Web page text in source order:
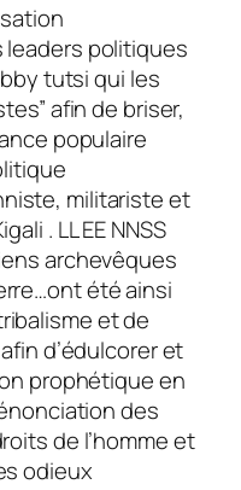
politiques
tutsi qui les
afin de briser,
populaire
militariste et
. LL EE NNSS
archevêques
été ainsi
et de
d’édulcorer et
prophétique en
des
de l’homme et
odieux